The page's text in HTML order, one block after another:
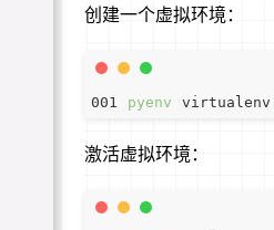
创建一个虚拟环境：
pyenv virtualenv
激活虚拟环境：